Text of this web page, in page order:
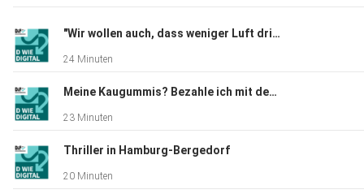
"Wir wollen auch, dass weniger Luft drin ist."
24 Minuten
Meine Kaugummis? Bezahle ich mit dem digitalen Euro.
23 Minuten
Thriller in Hamburg-Bergedorf
20 Minuten